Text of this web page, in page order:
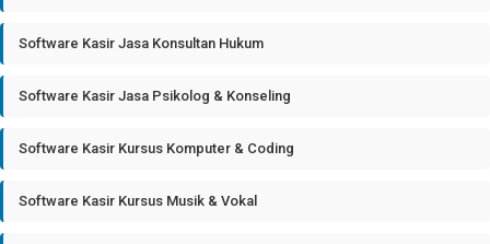
Software Kasir Jasa Konsultan Hukum
Software Kasir Jasa Psikolog & Konseling
Software Kasir Kursus Komputer & Coding
Software Kasir Kursus Musik & Vokal